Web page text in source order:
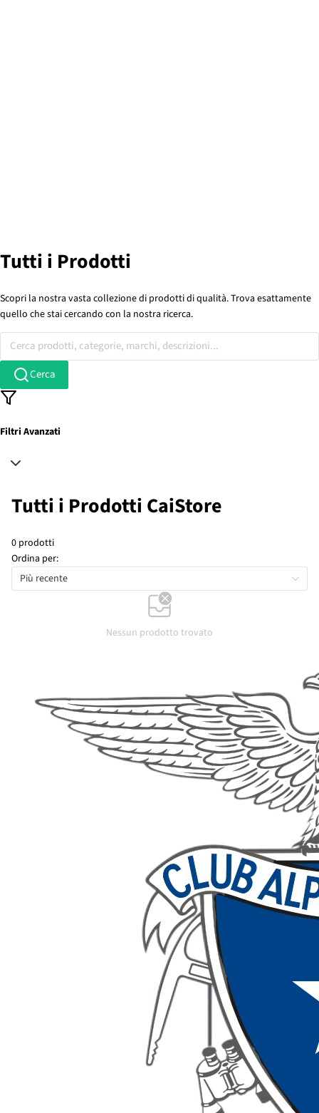
Tutti i Prodotti
Scopri la nostra vasta collezione di prodotti di qualità. Trova esattamente
quello che stai cercando con la nostra ricerca.
Cerca prodotti, categorie, marchi, descrizioni...
Cerca
Filtri Avanzati
Tutti i Prodotti CaiStore
0 prodotti
Ordina per:
Più recente
Nessun prodotto trovato